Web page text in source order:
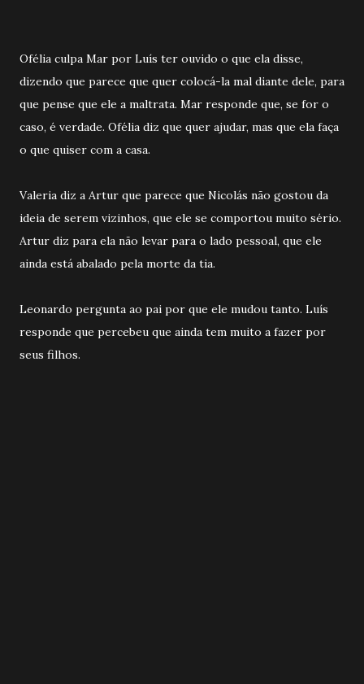
Ofélia culpa Mar por Luís ter ouvido o que ela disse,
dizendo que parece que quer colocá-la mal diante dele, para
que pense que ele a maltrata. Mar responde que, se for o
caso, é verdade. Ofélia diz que quer ajudar, mas que ela faça
o que quiser com a casa.
Valeria diz a Artur que parece que Nicolás não gostou da
ideia de serem vizinhos, que ele se comportou muito sério.
Artur diz para ela não levar para o lado pessoal, que ele
ainda está abalado pela morte da tia.
Leonardo pergunta ao pai por que ele mudou tanto. Luís
responde que percebeu que ainda tem muito a fazer por
seus filhos.